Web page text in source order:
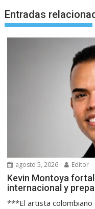
Entradas
agosto 5, 2026 Editor
Kevin Montoya
internacional y
***El artista colombiano